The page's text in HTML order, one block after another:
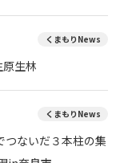
くまもりNews
生林
くまもりNews
つないだ３本柱の集